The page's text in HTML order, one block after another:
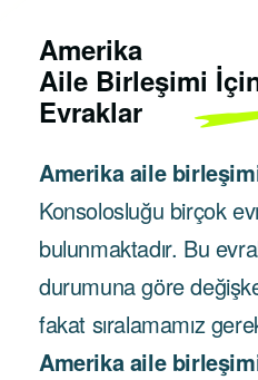
Amerika
Aile Birleşimi
Evraklar
Amerika aile
Konsolosluğu birçok
bulunmaktadır. Bu
durumuna göre
fakat sıralamamız
Amerika aile